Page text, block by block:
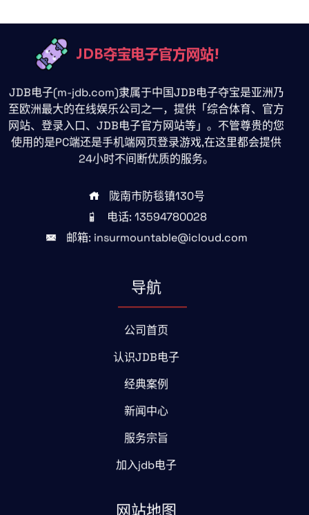
JDB电子(m-jdb.com)隶属于中国JDB电子夺宝是亚洲乃
至欧洲最大的在线娱乐公司之一，提供「综合体育、官方
网站、登录入口、JDB电子官方网站等」。不管尊贵的您
使用的是PC端还是手机端网页登录游戏,在这里都会提供
24小时不间断优质的服务。
陇南市防毯镇130号
电话: 13594780028
邮箱: insurmountable@icloud.com
导航
公司首页
认识JDB电子
经典案例
新闻中心
服务宗旨
加入jdb电子
网站地图